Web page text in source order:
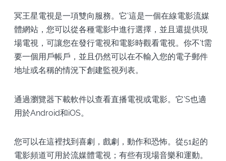
冥王星電視是一項雙向服務。它'這是一個在線電影流媒
體網站，您可以從各種電影中進行選擇，並且還提供現
場電視，可讓您在發行電視和電影時觀看電視。你不't需
要一個用戶帳戶，並且仍然可以在不輸入您的電子郵件
地址或名稱的情況下創建監視列表。
通過瀏覽器下載軟件以查看直播電視或電影。它'S也適
用於Android和iOS。
您可以在這裡找到喜劇，戲劇，動作和恐怖。從51起的
電影頻道可用於流媒體電視；有些有現場音樂和運動。